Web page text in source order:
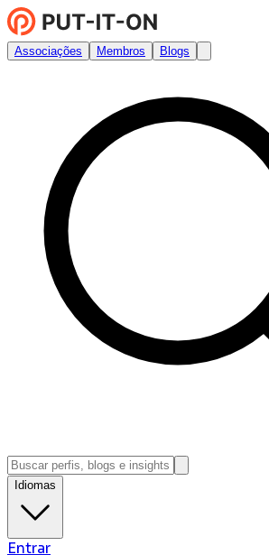
Associações Membros Blogs
Idiomas
Entrar